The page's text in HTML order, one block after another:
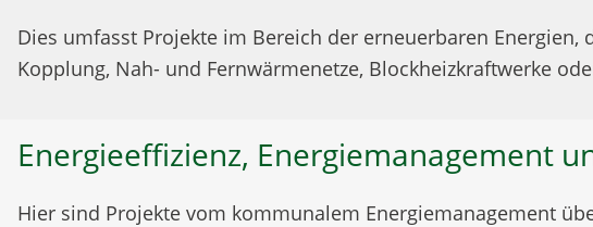
Dies umfasst Projekte im Bereich der erneuerbaren
Kopplung, Nah- und Fernwärmenetze, Blockheizkraftwerke
Energieeffizienz, Energiemanagement
Hier sind Projekte vom kommunalem Energiemanagement